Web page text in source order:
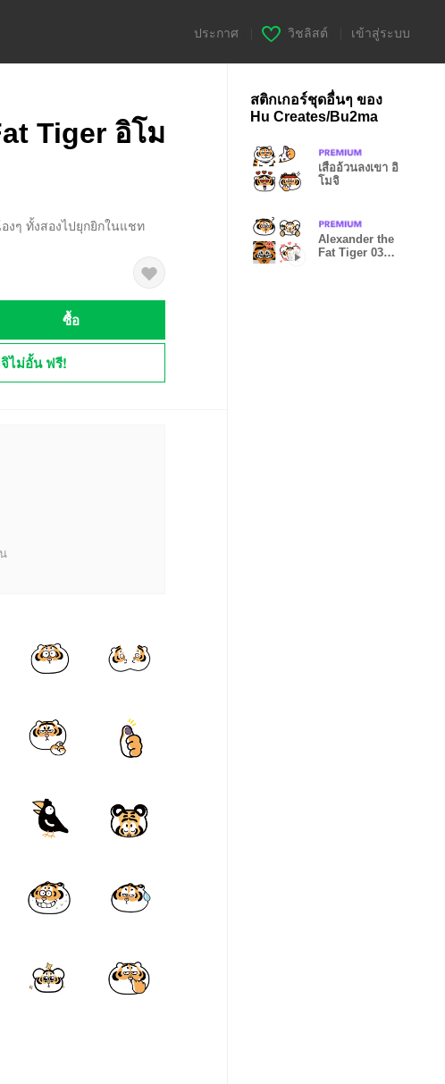
ประกาศ วิชลิสต์ เข้าสู่ระบบ
Tiger อิโม
งๆ ทั้งสองไปยุกยิกในแชท
ซื้อ
ไม่อั้น ฟรี!
สติกเกอร์ชุดอื่นๆ ของ
Hu Creates/Bu2ma
เสืออ้วนลงเขา อิ
โมจิ
Alexander the
Fat Tiger 03